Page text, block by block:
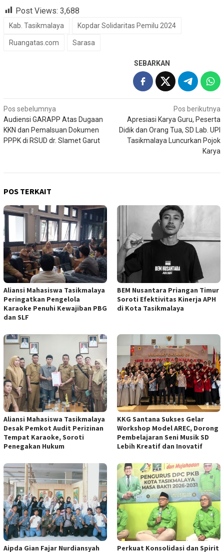
Post Views: 3,688
Kab. Tasikmalaya Kopdar Solidaritas Pemilu 2024
Ruangatas.com Sarasa
SEBARKAN
Navigasi
pos
Pos sebelumnya
Audiensi GARAPP Atas Dugaan
KKN dan Pemalsuan Dokumen
PPPK di RSUD dr. Slamet Garut
Pos berikutnya
Apresiasi Karya Guru, Peserta
Didik dan Orang Tua, SD Lab. UPI
Tasikmalaya Luncurkan Pojok
Karya
POS TERKAIT
Aliansi Mahasiswa Tasikmalaya
Peringatkan Pengelola
Karaoke Penuhi Kewajiban PBG
dan SLF
BEM Nusantara Priangan Timur
Soroti Efektivitas Kinerja APH
di Kota Tasikmalaya
Aliansi Mahasiswa Tasikmalaya
Desak Pemkot Audit Perizinan
Tempat Karaoke, Soroti
Penegakan Hukum
KKG Santana Sukses Gelar
Workshop Model AREC, Dorong
Pembelajaran Seni Musik SD
Lebih Kreatif dan Inovatif
Aipda Gian Fajar Nurdiansyah Perkuat Konsolidasi dan Spirit